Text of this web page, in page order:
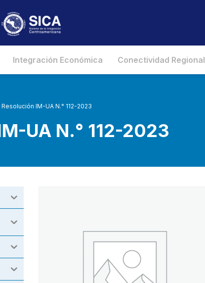
Integración Económica Conectividad Regional
Resolución IM-UA N.° 112-2023
UA N.° 112-2023